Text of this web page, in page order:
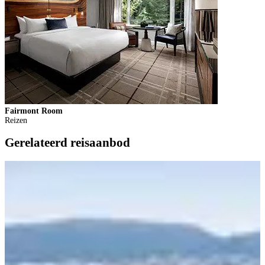
Fairmont Room
Reizen
Gerelateerd reisaanbod